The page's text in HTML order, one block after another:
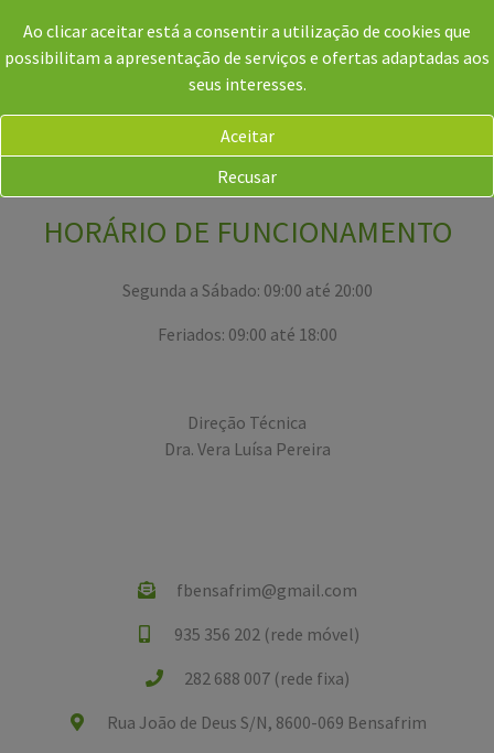
HORÁRIO DE FUNCIONAMENTO
Segunda a Sábado: 09:00 até 20:00
Feriados: 09:00 até 18:00
Direção Técnica
Dra. Vera Luísa Pereira
fbensafrim@gmail.com
935 356 202 (rede móvel)
282 688 007 (rede fixa)
Rua João de Deus S/N, 8600-069 Bensafrim
Ao clicar aceitar está a consentir a utilização de cookies que
possibilitam a apresentação de serviços e ofertas adaptadas aos
seus interesses.
Aceitar
Recusar